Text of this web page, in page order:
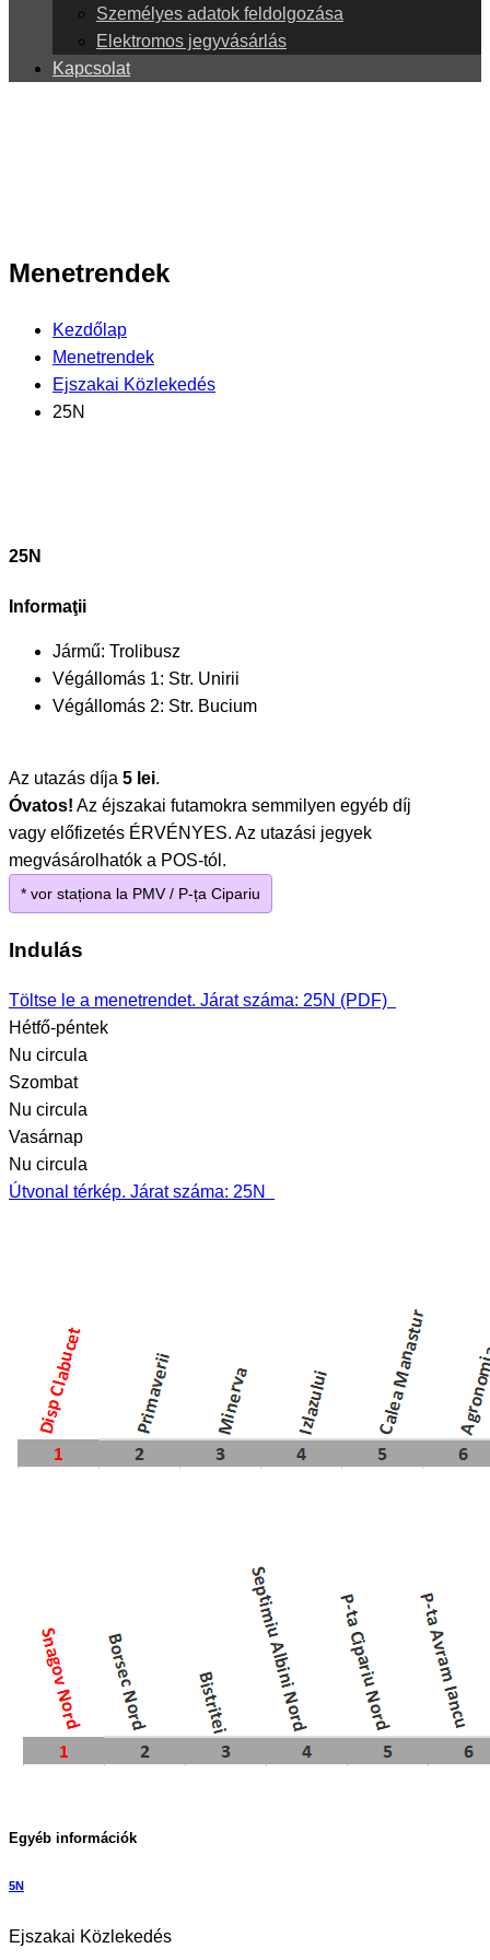
Személyes adatok feldolgozása
Elektromos jegyvásárlás
Kapcsolat
Menetrendek
Kezdőlap
Menetrendek
Ejszakai Közlekedés
25N
25N
Informaţii
Jármű: Trolibusz
Végállomás 1: Str. Unirii
Végállomás 2: Str. Bucium
Az utazás díja 5 lei.
Óvatos! Az éjszakai futamokra semmilyen egyéb díj
vagy előfizetés ÉRVÉNYES. Az utazási jegyek
megvásárolhatók a POS-tól.
* vor staționa la PMV / P-ța Cipariu
Indulás
Töltse le a menetrendet. Járat száma: 25N (PDF)
Hétfő-péntek
Nu circula
Szombat
Nu circula
Vasárnap
Nu circula
Útvonal térkép. Járat száma: 25N
Egyéb információk
5N
Ejszakai Közlekedés